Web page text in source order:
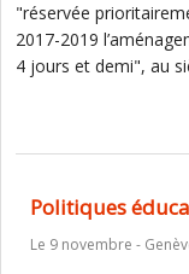
"réservée
2017-2019
4 jours et demi", au
Politiques
Le 9 novembre -